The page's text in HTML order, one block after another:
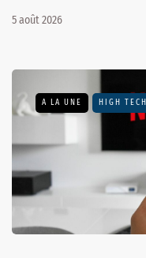
5 août 2026
A LA UNE HIGH TECH